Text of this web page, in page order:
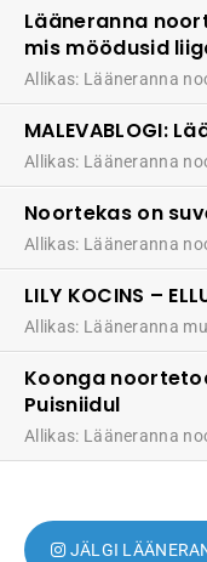
Lääneranna
mis möödusid
Allikas: Lääneranna
MALEVABLOGI:
Allikas: Lääneranna
Noortekas on
Allikas: Lääneranna
LILY KOCINS –
Allikas: Lääneranna
Koonga
Puisniidul
Allikas: Lääneranna
JÄLGI